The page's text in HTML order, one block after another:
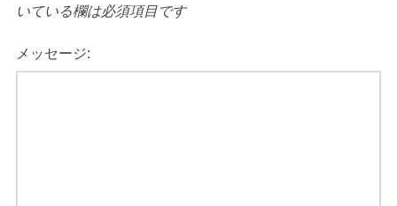
いている欄は必須項目です
メッセージ: